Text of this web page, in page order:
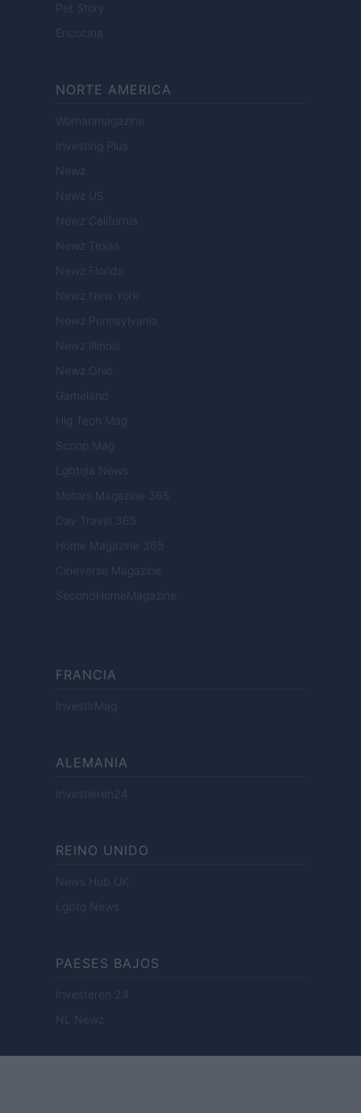
Pet Story
Encocina
NORTE AMERICA
Womanmagazine
Investing Plus
Newz
Newz US
Newz California
Newz Texas
Newz Florida
Newz New York
Newz Pennsylvania
Newz Illinois
Newz Ohio
Gameland
Hig Tech Mag
Scoop Mag
Lgbtqia News
Motors Magazine 365
Day Travel 365
Home Magazine 365
Cineverse Magazine
SecondHomeMagazine
FRANCIA
InvestirMag
ALEMANIA
Investieren24
REINO UNIDO
News Hub UK
Lgbtq News
PAESES BAJOS
Investeren 24
NL Newz